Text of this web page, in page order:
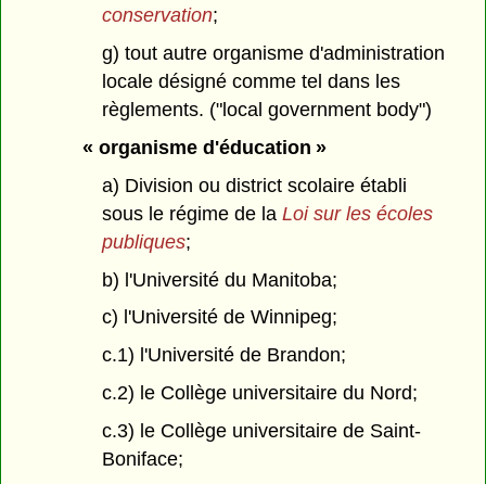
conservation;
g) tout autre organisme d'administration
locale désigné comme tel dans les
règlements. ("local government body")
« organisme d'éducation »
a) Division ou district scolaire établi
sous le régime de la Loi sur les écoles
publiques;
b) l'Université du Manitoba;
c) l'Université de Winnipeg;
c.1) l'Université de Brandon;
c.2) le Collège universitaire du Nord;
c.3) le Collège universitaire de Saint-
Boniface;